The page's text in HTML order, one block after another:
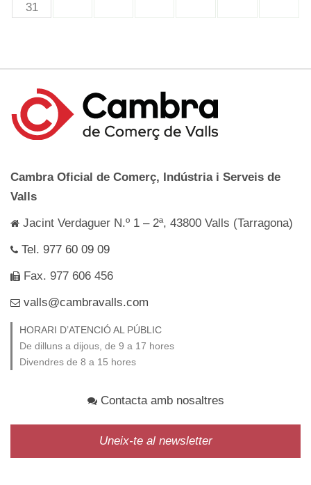
31
Cambra Oficial de Comerç, Indústria i Serveis de
Valls
Jacint Verdaguer N.º 1 – 2ª, 43800 Valls (Tarragona)
Tel. 977 60 09 09
Fax. 977 606 456
valls@cambravalls.com
HORARI D’ATENCIÓ AL PÚBLIC
De dilluns a dijous, de 9 a 17 hores
Divendres de 8 a 15 hores
Contacta amb nosaltres
Uneix-te al newsletter